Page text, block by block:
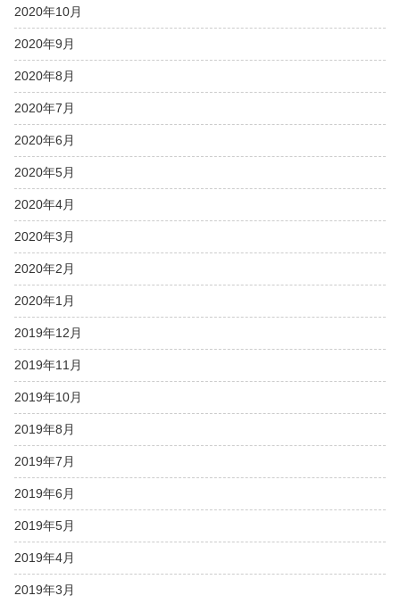
2020年10月
2020年9月
2020年8月
2020年7月
2020年6月
2020年5月
2020年4月
2020年3月
2020年2月
2020年1月
2019年12月
2019年11月
2019年10月
2019年8月
2019年7月
2019年6月
2019年5月
2019年4月
2019年3月